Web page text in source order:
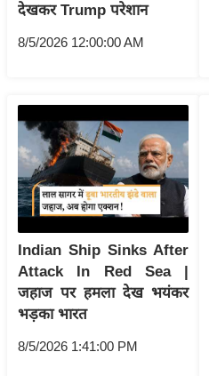
वि
श्ले
म
सा
म
यि
क
मा
तृ
भू
मि
स्तं
देखकर Trump परेशान
8/5/2026 12:00:00 AM
Indian Ship Sinks After
Attack In Red Sea |
जहाज पर हमला देख भयंकर
भड़का भारत
8/5/2026 1:41:00 PM